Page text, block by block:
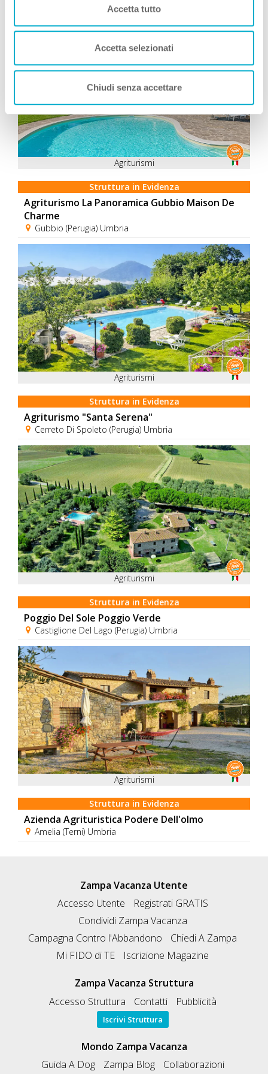
Accetta tutto
Accetta selezionati
Chiudi senza accettare
Consigliati da Zampa Vacanza
Agriturismi
Struttura in Evidenza
Agriturismo La Panoramica Gubbio Maison De
Charme
Gubbio (Perugia) Umbria
Agriturismi
Struttura in Evidenza
Agriturismo "Santa Serena"
Cerreto Di Spoleto (Perugia) Umbria
Agriturismi
Struttura in Evidenza
Poggio Del Sole Poggio Verde
Castiglione Del Lago (Perugia) Umbria
Agriturismi
Struttura in Evidenza
Azienda Agrituristica Podere Dell'olmo
Amelia (Terni) Umbria
Zampa Vacanza Utente
Accesso Utente
Registrati GRATIS
Condividi Zampa Vacanza
Campagna Contro l'Abbandono
Chiedi A Zampa
Mi FIDO di TE
Iscrizione Magazine
Zampa Vacanza Struttura
Accesso Struttura
Contatti Pubblicità
Iscrivi Struttura
Mondo Zampa Vacanza
Guida A Dog
Zampa Blog Collaborazioni